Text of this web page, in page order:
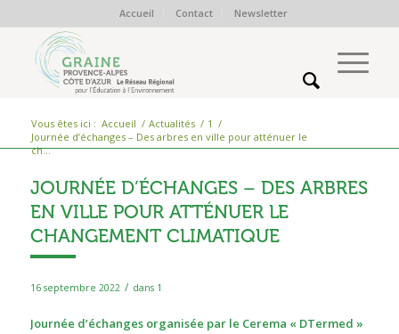
Accueil Contact Newsletter
Vous êtes ici : Accueil / Actualités / 1 /
Journée d’échanges – Des arbres en ville pour atténuer le
ch...
JOURNÉE D’ÉCHANGES – DES ARBRES
EN VILLE POUR ATTÉNUER LE
CHANGEMENT CLIMATIQUE
16 septembre 2022 / dans 1
Journée d’échanges organisée par le Cerema « DTermed »